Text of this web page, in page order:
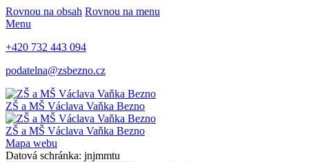
Rovnou na obsah Rovnou na menu
Menu
+420 732 443 094
podatelna@zsbezno.cz
ZŠ a MŠ Václava Vaňka Bezno
ZŠ a MŠ Václava Vaňka Bezno
Mapa webu
Datová schránka: jnjmmtu